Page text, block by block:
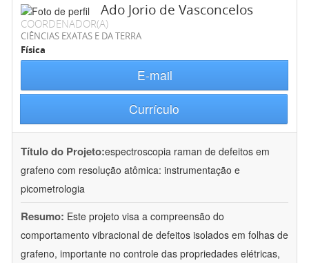
Ado Jorio de Vasconcelos
COORDENADOR(A)
CIÊNCIAS EXATAS E DA TERRA
Física
E-mail
Currículo
Título do Projeto:espectroscopia raman de defeitos em
grafeno com resolução atômica: instrumentação e
picometrologia
Resumo: Este projeto visa a compreensão do
comportamento vibracional de defeitos isolados em folhas de
grafeno, importante no controle das propriedades elétricas,